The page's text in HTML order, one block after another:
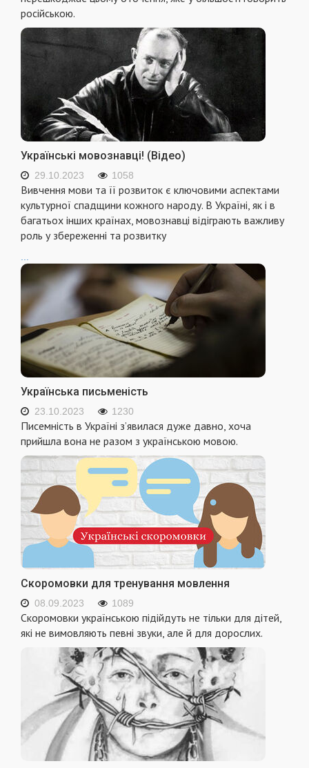
російською.
Українські мовознавці! (Відео)
29.10.2023 1058
Вивчення мови та її розвиток є ключовими аспектами
культурної спадщини кожного народу. В Україні, як і в
багатьох інших країнах, мовознавці відіграють важливу
роль у збереженні та розвитку
...
Українська письменість
23.10.2023 1230
Писемність в Україні з’явилася дуже давно, хоча
прийшла вона не разом з українською мовою.
Скоромовки для тренування мовлення
08.09.2023 1089
Скоромовки українською підійдуть не тільки для дітей,
які не вимовляють певні звуки, але й для дорослих.